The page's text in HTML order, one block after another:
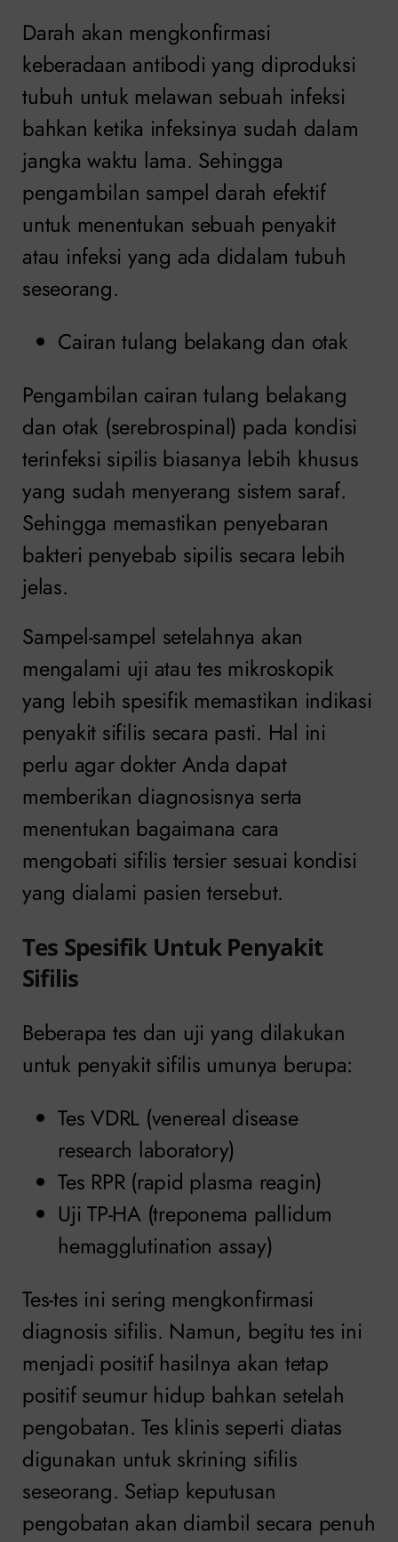
Darah akan mengkonfirmasi
keberadaan antibodi yang diproduksi
tubuh untuk melawan sebuah infeksi
bahkan ketika infeksinya sudah dalam
jangka waktu lama. Sehingga
pengambilan sampel darah efektif
untuk menentukan sebuah penyakit
atau infeksi yang ada didalam tubuh
seseorang.
Cairan tulang belakang dan otak
Pengambilan cairan tulang belakang
dan otak (serebrospinal) pada kondisi
terinfeksi sipilis biasanya lebih khusus
yang sudah menyerang sistem saraf.
Sehingga memastikan penyebaran
bakteri penyebab sipilis secara lebih
jelas.
Sampel-sampel setelahnya akan
mengalami uji atau tes mikroskopik
yang lebih spesifik memastikan indikasi
penyakit sifilis secara pasti. Hal ini
perlu agar dokter Anda dapat
memberikan diagnosisnya serta
menentukan bagaimana cara
mengobati sifilis tersier sesuai kondisi
yang dialami pasien tersebut.
Tes Spesifik Untuk Penyakit
Sifilis
Beberapa tes dan uji yang dilakukan
untuk penyakit sifilis umunya berupa:
Tes VDRL (venereal disease
research laboratory)
Tes RPR (rapid plasma reagin)
Uji TP-HA (treponema pallidum
hemagglutination assay)
Tes-tes ini sering mengkonfirmasi
diagnosis sifilis. Namun, begitu tes ini
menjadi positif hasilnya akan tetap
positif seumur hidup bahkan setelah
pengobatan. Tes klinis seperti diatas
digunakan untuk skrining sifilis
seseorang. Setiap keputusan
pengobatan akan diambil secara penuh